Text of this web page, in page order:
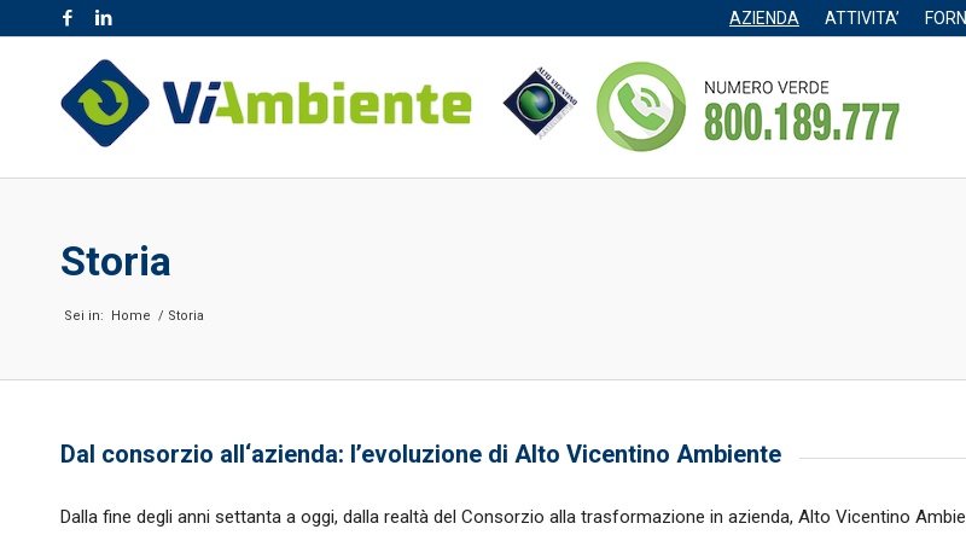
AZIENDA ATTIVITA’
Storia
Sei in: Home / Storia
Dal consorzio all‘azienda: l’evoluzione di Alto Vicentino Ambiente
Dalla fine degli anni settanta a oggi, dalla realtà del Consorzio alla trasformazione in azienda, Alto Vicentino